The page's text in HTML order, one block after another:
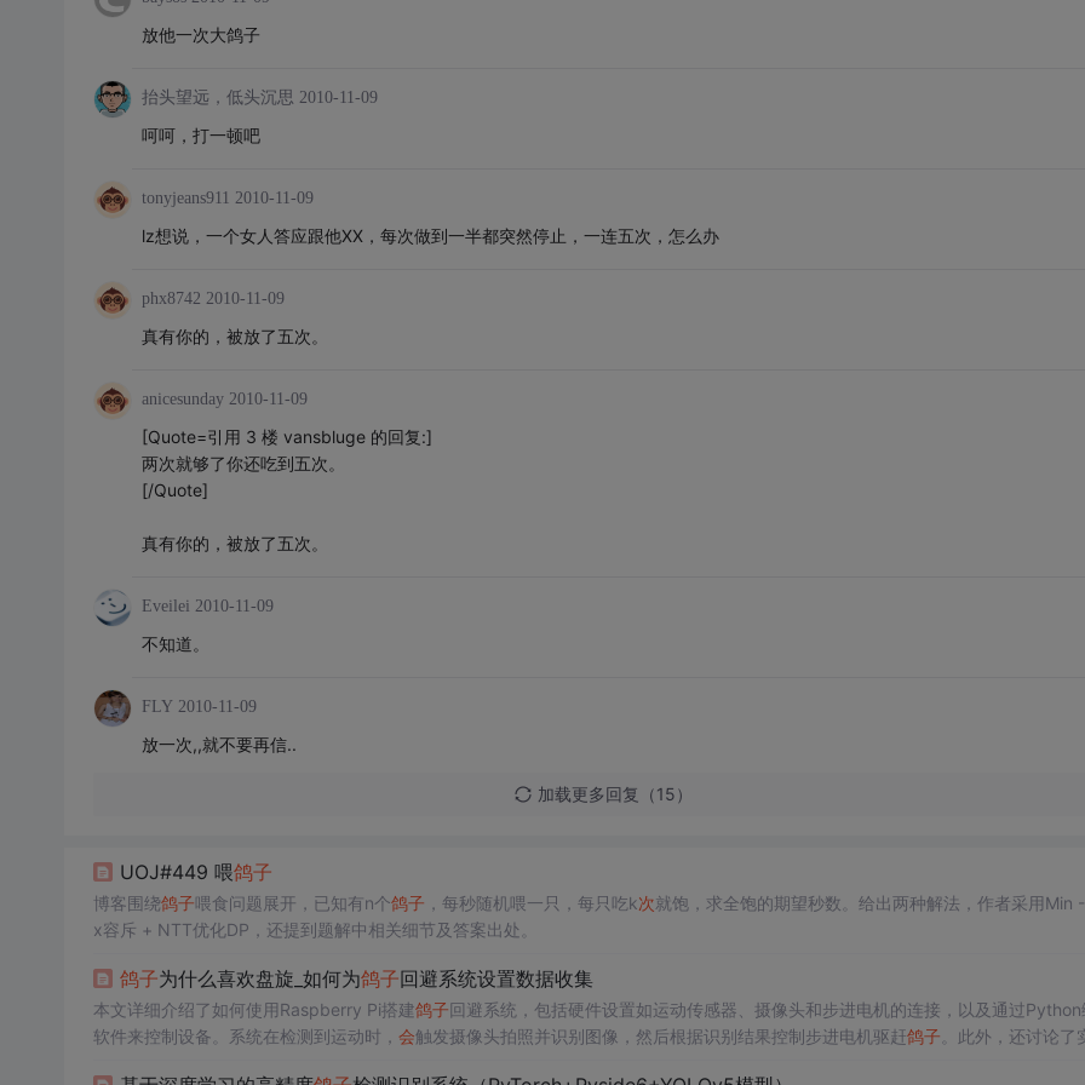
放他一次大鸽子
抬头望远，低头沉思 2010-11-09
呵呵，打一顿吧
tonyjeans911 2010-11-09
lz想说，一个女人答应跟他XX，每次做到一半都突然停止，一连五次，怎么办
phx8742 2010-11-09
真有你的，被放了五次。
anicesunday 2010-11-09
[Quote=引用 3 楼 vansbluge 的回复:]
两次就够了你还吃到五次。
[/Quote]
真有你的，被放了五次。
Eveilei 2010-11-09
不知道。
FLY 2010-11-09
放一次,,就不要再信..
加载更多回复（15）
UOJ#449 喂鸽子
博客围绕鸽子喂食问题展开，已知有n个鸽子 ，每秒随机喂一只，每只吃k次就饱，求全饱的期望秒数。给出两种解法，作者采用Min
x容斥 + NTT优化DP，还提到题解中相关细节及答案出处。
鸽子为什么喜欢盘旋_如何为鸽子回避系统设置数据收集
本文详细介绍了如何使用Raspberry Pi搭建鸽子回避系统，包括硬件设置如运动传感器、摄像头和步进电机的连接，以及通过Python
软件来控制设备。系统在检测到运动时， 会触发摄像头拍照并识别图像，然后根据识别结果控制步进电机驱赶鸽子 。此外，还讨论了